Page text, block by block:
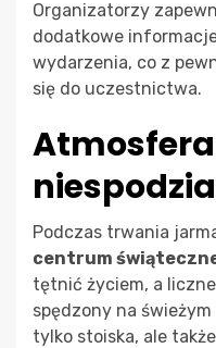
Organizatorzy
dodatkowe
wydarzenia, co z
się do uczestnictwa.
Atmosfera
Podczas trwania
centrum
tętnić życiem, a
spędzony na
tylko stoiska, ale